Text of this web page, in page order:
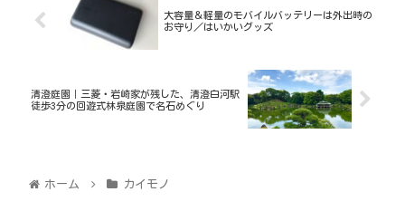
大容量＆軽量のモバイルバッテリーは外出時の
お守り／はいかいグッズ
清澄庭園｜三菱・岩崎家が残した、清澄白河駅
徒歩3分の回遊式林泉庭園で名石めぐり
ホーム カイモノ